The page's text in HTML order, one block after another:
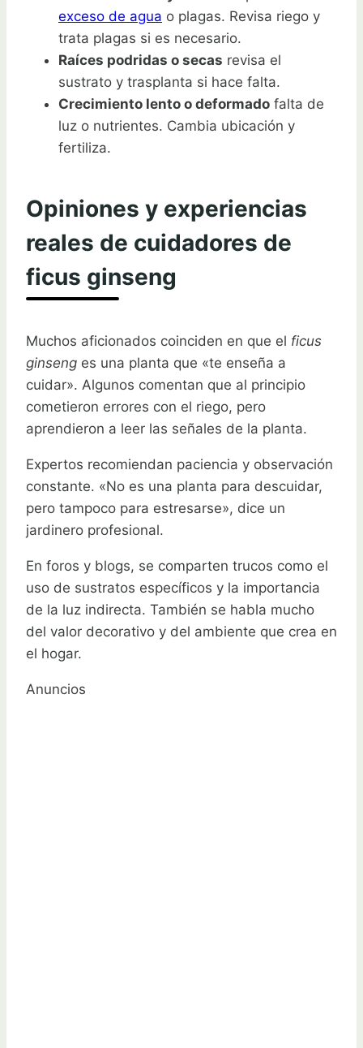
exceso de agua o plagas. Revisa riego y
trata plagas si es necesario.
Raíces podridas o secas revisa el
sustrato y trasplanta si hace falta.
Crecimiento lento o deformado falta de
luz o nutrientes. Cambia ubicación y
fertiliza.
Opiniones y experiencias
reales de cuidadores de
ficus ginseng
Muchos aficionados coinciden en que el ficus
ginseng es una planta que «te enseña a
cuidar». Algunos comentan que al principio
cometieron errores con el riego, pero
aprendieron a leer las señales de la planta.
Expertos recomiendan paciencia y observación
constante. «No es una planta para descuidar,
pero tampoco para estresarse», dice un
jardinero profesional.
En foros y blogs, se comparten trucos como el
uso de sustratos específicos y la importancia
de la luz indirecta. También se habla mucho
del valor decorativo y del ambiente que crea en
el hogar.
Anuncios